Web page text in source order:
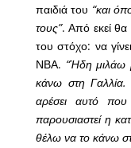
παιδιά του “και
τους”. Από εκεί θα
του στόχο: να
ΝΒΑ. “Ήδη μιλάω
κάνω στη Γαλλία.
αρέσει αυτό που
παρουσιαστεί η
θέλω να το κάνω